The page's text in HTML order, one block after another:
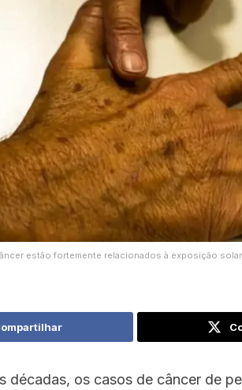
estão fortemente relacionados à exposição
décadas, os casos de câncer de